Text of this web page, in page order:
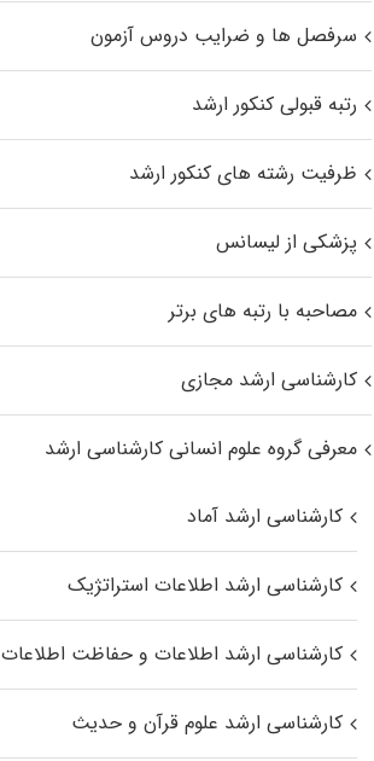
سرفصل ها و ضرایب دروس آزمون
رتبه قبولی کنکور ارشد
ظرفیت رشته های کنکور ارشد
پزشکی از لیسانس
مصاحبه با رتبه های برتر
کارشناسی ارشد مجازی
معرفی گروه علوم انسانی کارشناسی ارشد
کارشناسی ارشد آماد
کارشناسی ارشد اطلاعات استراتژیک
کارشناسی ارشد اطلاعات و حفاظت اطلاعات
کارشناسی ارشد علوم قرآن و حدیث